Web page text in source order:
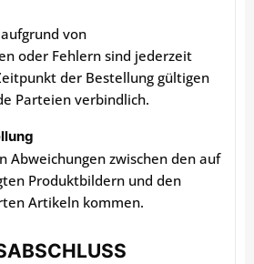
von
oder Fehlern sind jederzeit
der Bestellung gültigen
Parteien verbindlich.
Abweichungen zwischen den auf
Produktbildern und den
Artikeln kommen.